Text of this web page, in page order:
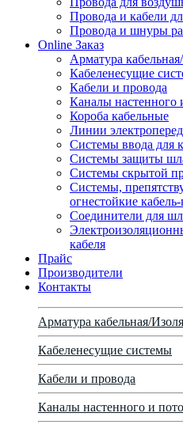
Провода и кабели
Провода и шнуры
Online Заказ
Арматура
Кабеленесущие
Кабели и провода
Каналы настенного
Короба кабельные
Линии
Системы ввода для
Системы защиты
Системы скрытой
Системы,
огнестойкие
Соединители для
кабеля
Прайс
Производители
Контакты
Арматура кабельная/
Кабеленесущие системы
Кабели и провода
Каналы настенного и